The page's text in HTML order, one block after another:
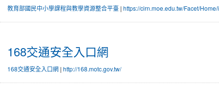
教育部國民中小學課程與教學資源整合平臺 | https://cirn.moe.edu.tw/Facet/
168交通安全入口網
168交通安全入口網 | http://168.motc.gov.tw/